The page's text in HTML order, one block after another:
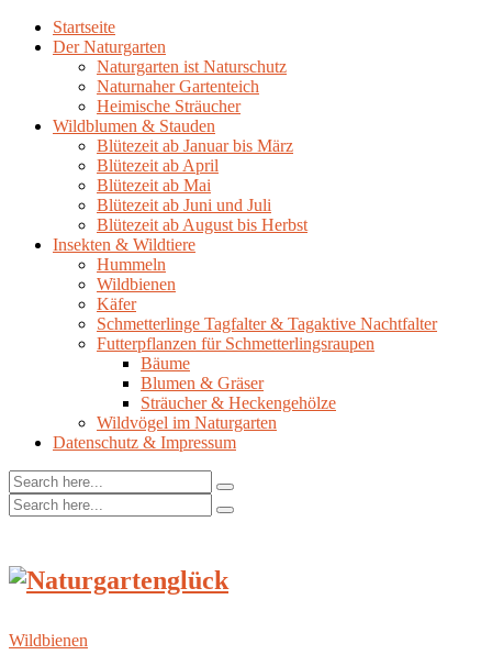
Startseite
Der Naturgarten
Naturgarten ist Naturschutz
Naturnaher Gartenteich
Heimische Sträucher
Wildblumen & Stauden
Blütezeit ab Januar bis März
Blütezeit ab April
Blütezeit ab Mai
Blütezeit ab Juni und Juli
Blütezeit ab August bis Herbst
Insekten & Wildtiere
Hummeln
Wildbienen
Käfer
Schmetterlinge Tagfalter & Tagaktive Nachtfalter
Futterpflanzen für Schmetterlingsraupen
Bäume
Blumen & Gräser
Sträucher & Heckengehölze
Wildvögel im Naturgarten
Datenschutz & Impressum
Wildbienen